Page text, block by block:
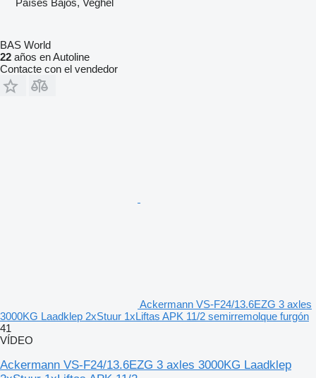
Países Bajos, Veghel
BAS World
22 años en Autoline
Contacte con el vendedor
Ackermann VS-F24/13.6EZG 3 axles
3000KG Laadklep 2xStuur 1xLiftas APK 11/2 semirremolque furgón
41
VÍDEO
Ackermann VS-F24/13.6EZG 3 axles 3000KG Laadklep